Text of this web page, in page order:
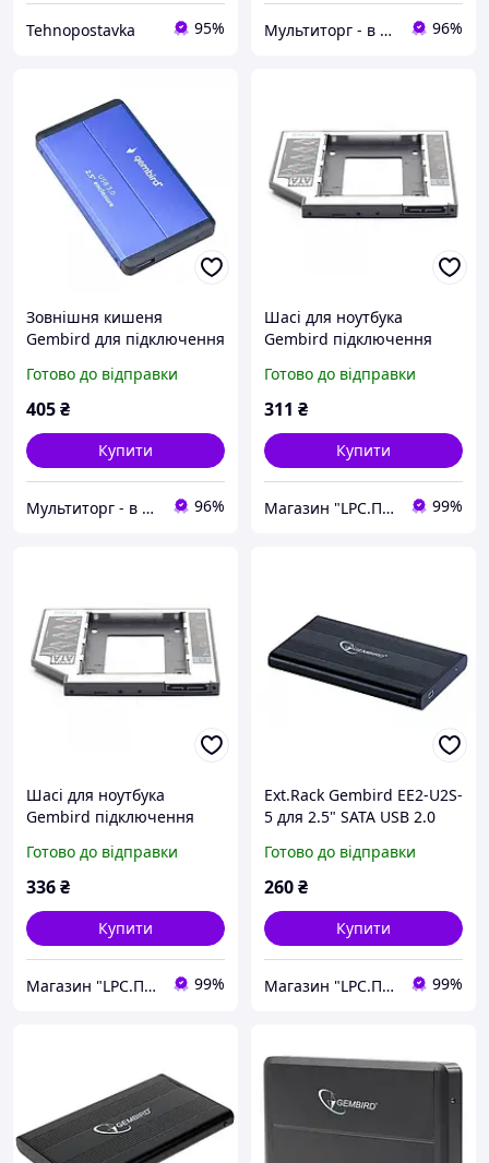
Tehnopostavka 95% Мультиторг - в нас вигідно і надійно. 96%
Зовнішня кишеня
Gembird для підключення
Blue (EE2-U3S-2-B),
алюмінієвий корпус
Готово до відправки
405₴
Купити
Мультиторг - в нас вигідно і надійно. 96%
Шасі для ноутбука
Gembird підключення
ноутбука SATA/mSATA
12mm
Готово до відправки
311 ₴
Купити
Магазин "LPC.Поліграфія" 99%
Шасі для ноутбука
Gembird підключення
ноутбука SATA/mSATA
9.5mm
Готово до відправки
336₴
Купити
Магазин "LPC.Поліграфія" 99%
Ext.Rack Gembird EE2-U2S-
5 для 2.5" SATA USB 2.0
Готово до відправки
260₴
Купити
Магазин "LPC.Поліграфія" 99%